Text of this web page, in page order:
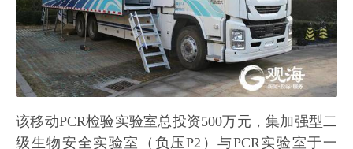
该移动PCR检验实验室总投资500万元，集加强型二
级生物安全实验室（负压P2）与PCR实验室于一